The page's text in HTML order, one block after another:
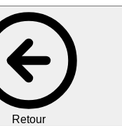
Retour